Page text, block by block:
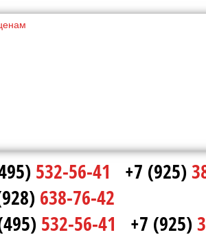
532-56-41 +7 (925)
638-76-42
532-56-41 +7 (925)